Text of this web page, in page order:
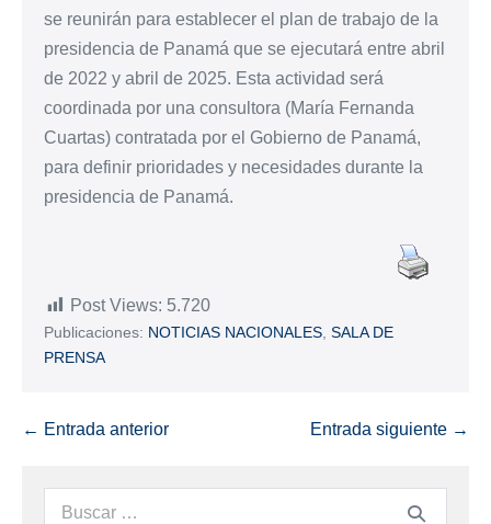
se reunirán para establecer el plan de trabajo de la
presidencia de Panamá que se ejecutará entre abril
de 2022 y abril de 2025. Esta actividad será
coordinada por una consultora (María Fernanda
Cuartas) contratada por el Gobierno de Panamá,
para definir prioridades y necesidades durante la
presidencia de Panamá.
Post Views: 5.720
Publicaciones: NOTICIAS NACIONALES SALA DE
PRENSA
← Entrada anterior Entrada siguiente →